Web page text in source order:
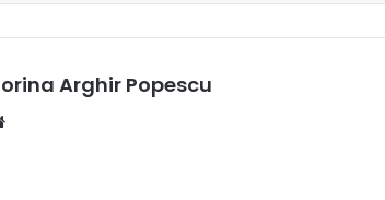
Arghir Popescu